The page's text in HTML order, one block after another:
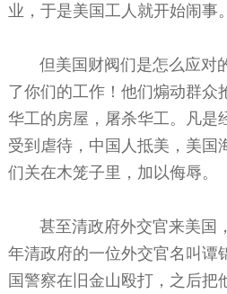
业，于是美国工人就开始闹事。
但美国财阀们是怎么应对
了你们的工作！他们煽动群众
华工的房屋，屠杀华工。凡是
受到虐待，中国人抵美，美国
们关在木笼子里，加以侮辱。
甚至清政府外交官来美国
年清政府的一位外交官名叫谭
国警察在旧金山殴打，之后把